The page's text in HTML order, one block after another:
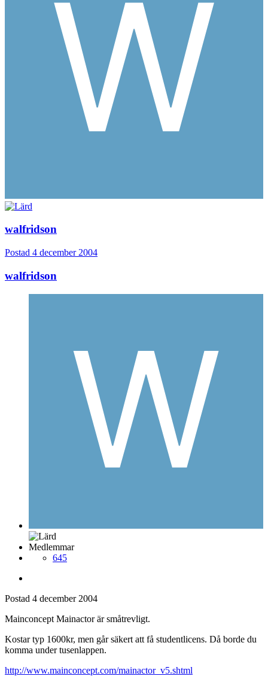
walfridson
Postad 4 december 2004
walfridson
Medlemmar
645
Postad 4 december 2004
Mainconcept Mainactor är småtrevligt.
Kostar typ 1600kr, men går säkert att få studentlicens. Då borde du
komma under tusenlappen.
http://www.mainconcept.com/mainactor_v5.shtml